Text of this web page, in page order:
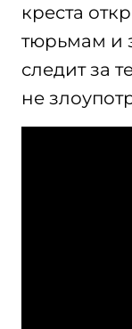
креста
тюрьмам и
следит за
не